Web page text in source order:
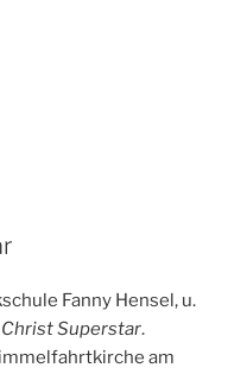
Fanny Hensel, u.
Christ Superstar.
am